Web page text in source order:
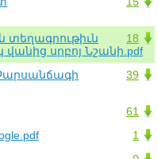
18
տեղագրութիւն
սրբոյ Նշանի.pdf
39
61
1